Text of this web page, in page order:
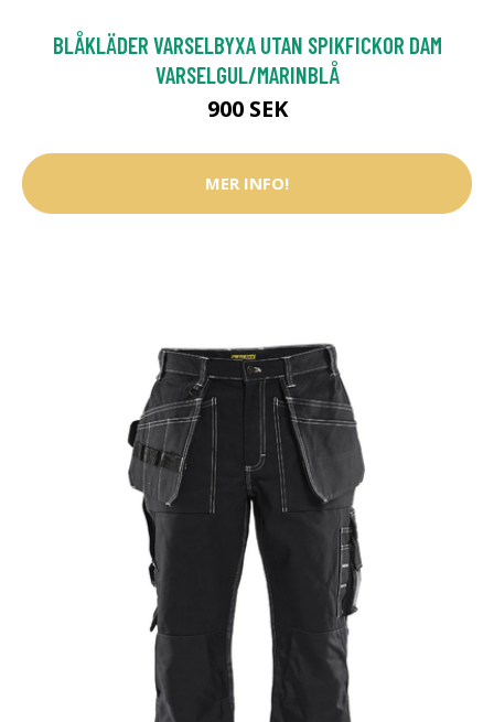
BLÅKLÄDER VARSELBYXA UTAN SPIKFICKOR DAM
VARSELGUL/MARINBLÅ
900 SEK
MER INFO!